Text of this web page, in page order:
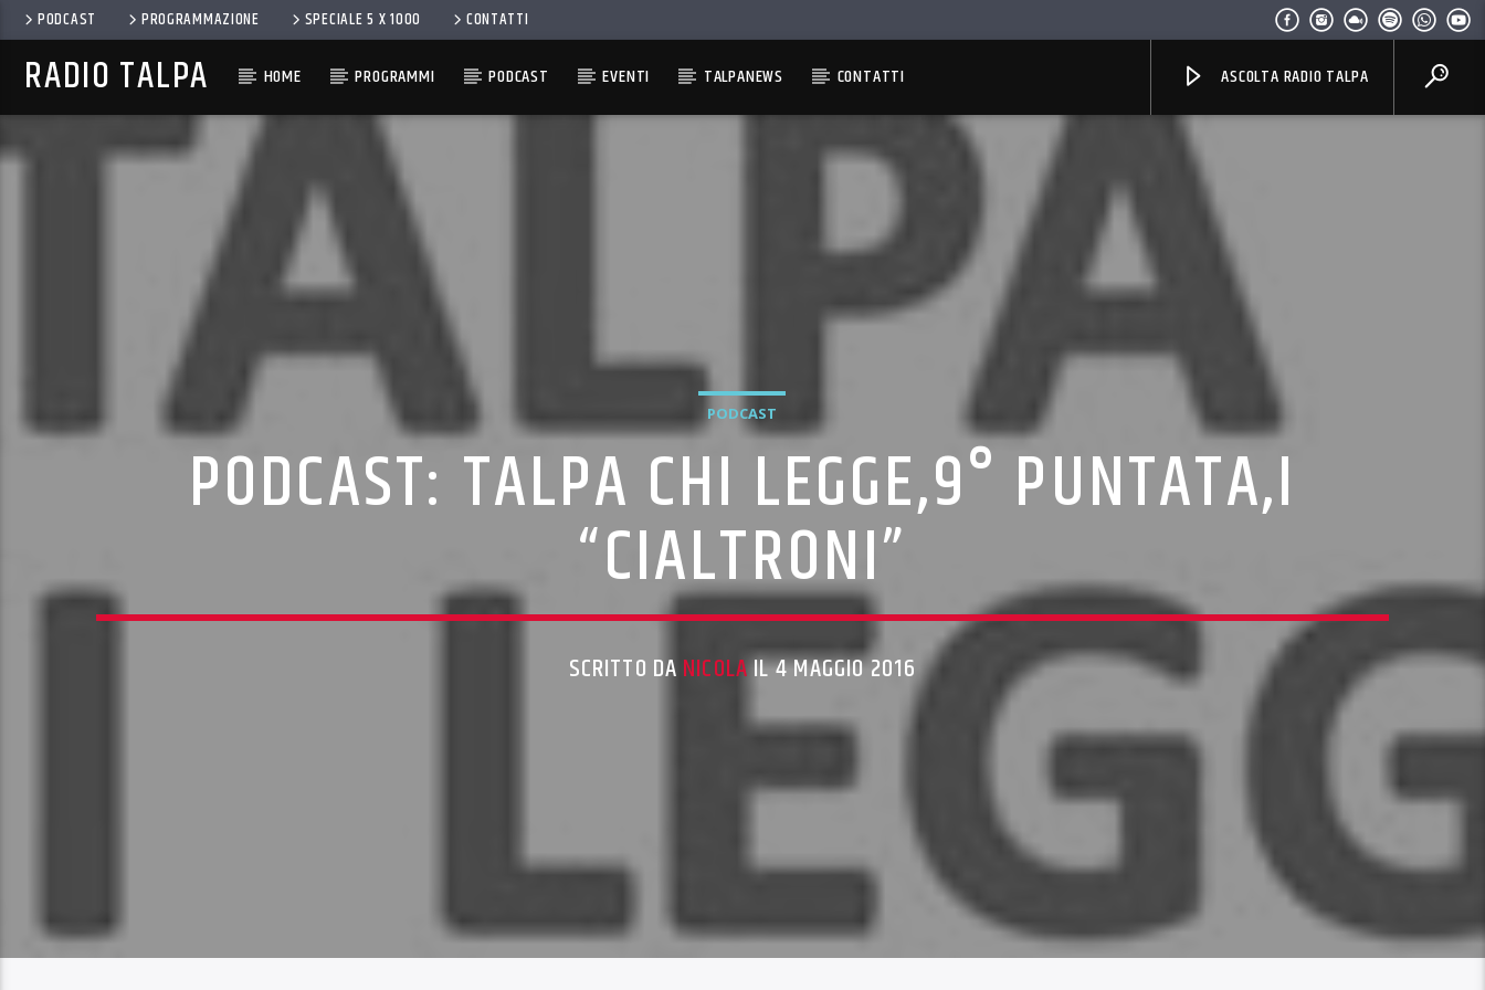
PODCAST PROGRAMMAZIONE SPECIALE 5 X 1000 CONTATTI
RADIO TALPA HOME PROGRAMMI PODCAST EVENTI TALPANEWS CONTATTI ASCOLTA RADIO TALPA
PODCAST
PODCAST: TALPA CHI LEGGE,9° PUNTATA,I
“CIALTRONI”
SCRITTO DA NICOLAIL 4 MAGGIO 2016